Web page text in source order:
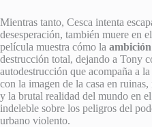
Mientras tanto, Cesca intenta
desesperación, también muere en
película muestra cómo la ambición
destrucción total, dejando a Tony
autodestrucción que acompaña a
con la imagen de la casa en
y la brutal realidad del mundo en
indeleble sobre los peligros del
urbano violento.